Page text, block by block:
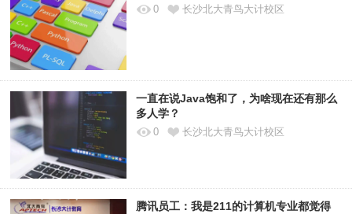
0 长沙北大青鸟大计校区
一直在说Java饱和了，为啥现在还有那么
多人学？
0 长沙北大青鸟大计校区
腾讯员工：我是211的计算机专业都觉得